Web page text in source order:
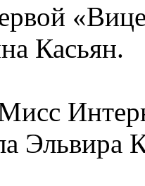
Касьян.
Эльвира